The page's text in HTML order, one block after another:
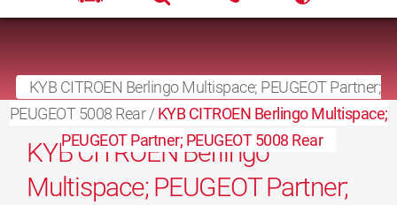
KYB CITROEN Berlingo Multispace; PEUGEOT Partner;
PEUGEOT 5008 Rear/KYB CITROEN Berlingo Multispace;
PEUGEOT Partner; PEUGEOT 5008 Rear
27 maart 2017
KYB CITROEN Berlingo
Multispace; PEUGEOT Partner;